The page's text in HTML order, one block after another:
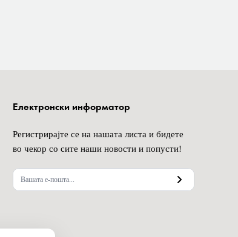
Електронски информатор
Регистрирајте се на нашата листа и бидете
во чекор со сите наши новости и попусти!